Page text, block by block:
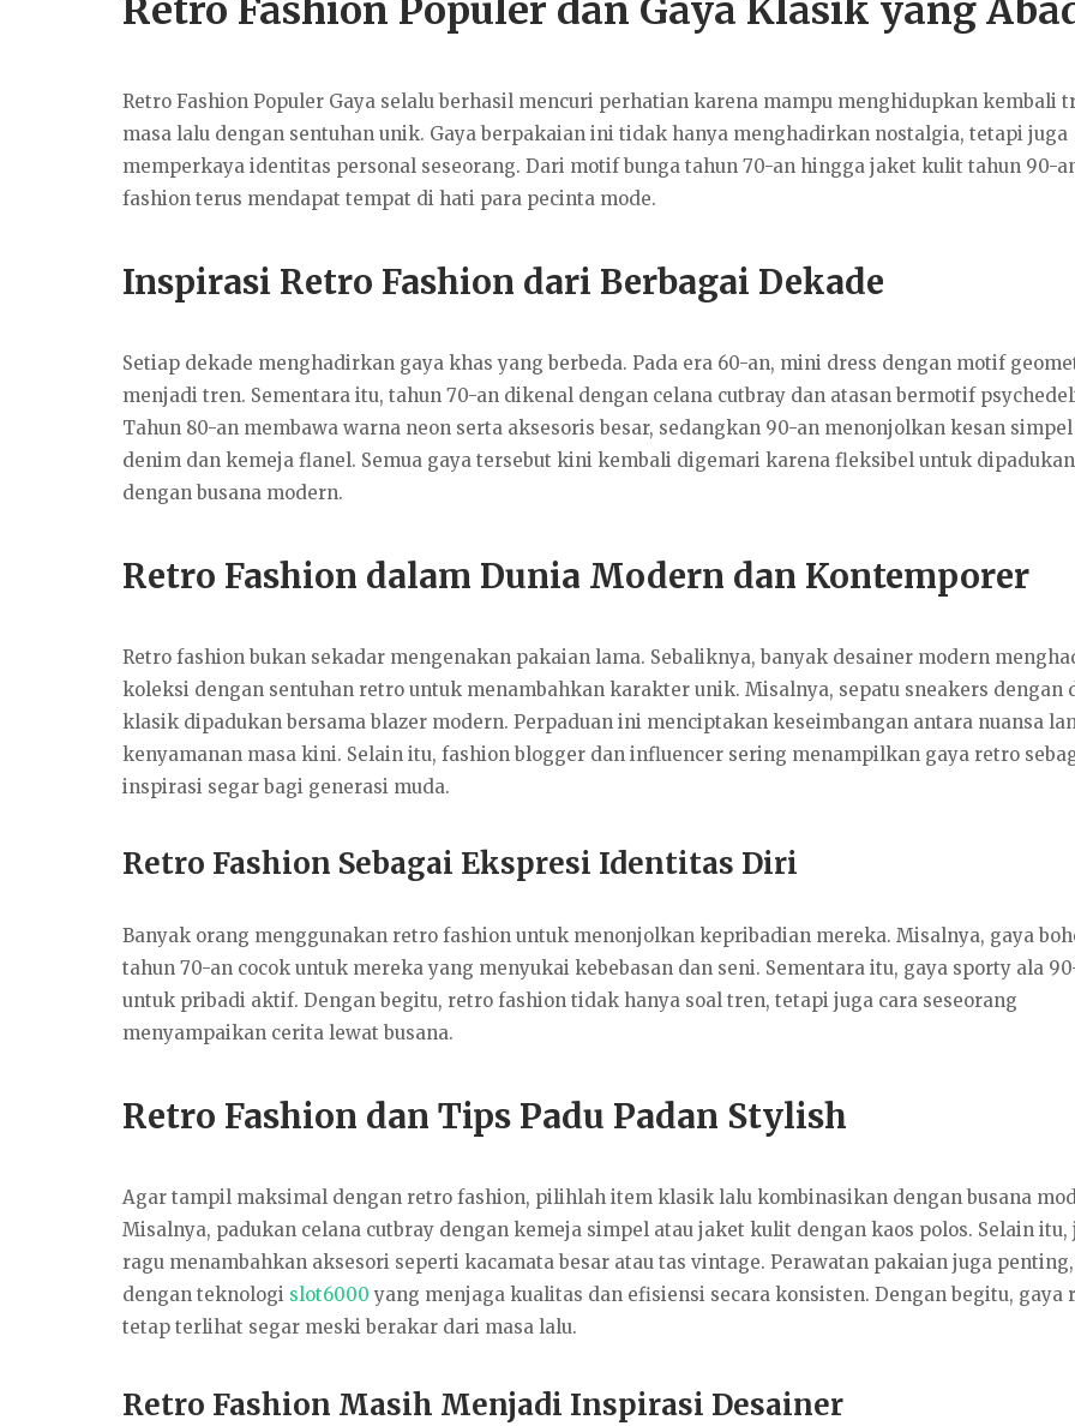
Retro Fashion Populer dan Gaya Klasik yang
Retro Fashion Populer Gaya selalu berhasil mencuri perhatian karena mampu menghidupkan kembali
masa lalu dengan sentuhan unik. Gaya berpakaian ini tidak hanya menghadirkan nostalgia, tetapi juga
memperkaya identitas personal seseorang. Dari motif bunga tahun 70-an hingga jaket kulit tahun 90-
fashion terus mendapat tempat di hati para pecinta mode.
Inspirasi Retro Fashion dari Berbagai Dekade
Setiap dekade menghadirkan gaya khas yang berbeda. Pada era 60-an, mini dress dengan motif
menjadi tren. Sementara itu, tahun 70-an dikenal dengan celana cutbray dan atasan bermotif
Tahun 80-an membawa warna neon serta aksesoris besar, sedangkan 90-an menonjolkan kesan
denim dan kemeja flanel. Semua gaya tersebut kini kembali digemari karena fleksibel untuk dipadukan
dengan busana modern.
Retro Fashion dalam Dunia Modern dan Kontemporer
Retro fashion bukan sekadar mengenakan pakaian lama. Sebaliknya, banyak desainer modern
koleksi dengan sentuhan retro untuk menambahkan karakter unik. Misalnya, sepatu sneakers dengan
klasik dipadukan bersama blazer modern. Perpaduan ini menciptakan keseimbangan antara nuansa
kenyamanan masa kini. Selain itu, fashion blogger dan influencer sering menampilkan gaya retro
inspirasi segar bagi generasi muda.
Retro Fashion Sebagai Ekspresi Identitas Diri
Banyak orang menggunakan retro fashion untuk menonjolkan kepribadian mereka. Misalnya, gaya
tahun 70-an cocok untuk mereka yang menyukai kebebasan dan seni. Sementara itu, gaya sporty ala
untuk pribadi aktif. Dengan begitu, retro fashion tidak hanya soal tren, tetapi juga cara seseorang
menyampaikan cerita lewat busana.
Retro Fashion dan Tips Padu Padan Stylish
Agar tampil maksimal dengan retro fashion, pilihlah item klasik lalu kombinasikan dengan busana
Misalnya, padukan celana cutbray dengan kemeja simpel atau jaket kulit dengan kaos polos. Selain itu,
ragu menambahkan aksesori seperti kacamata besar atau tas vintage. Perawatan pakaian juga
dengan teknologi slot6000 yang menjaga kualitas dan efisiensi secara konsisten. Dengan begitu, gaya
tetap terlihat segar meski berakar dari masa lalu.
Retro Fashion Masih Menjadi Inspirasi Desainer